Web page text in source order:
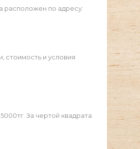
расположен по адресу:
стоимость и условия
За чертой квадрата